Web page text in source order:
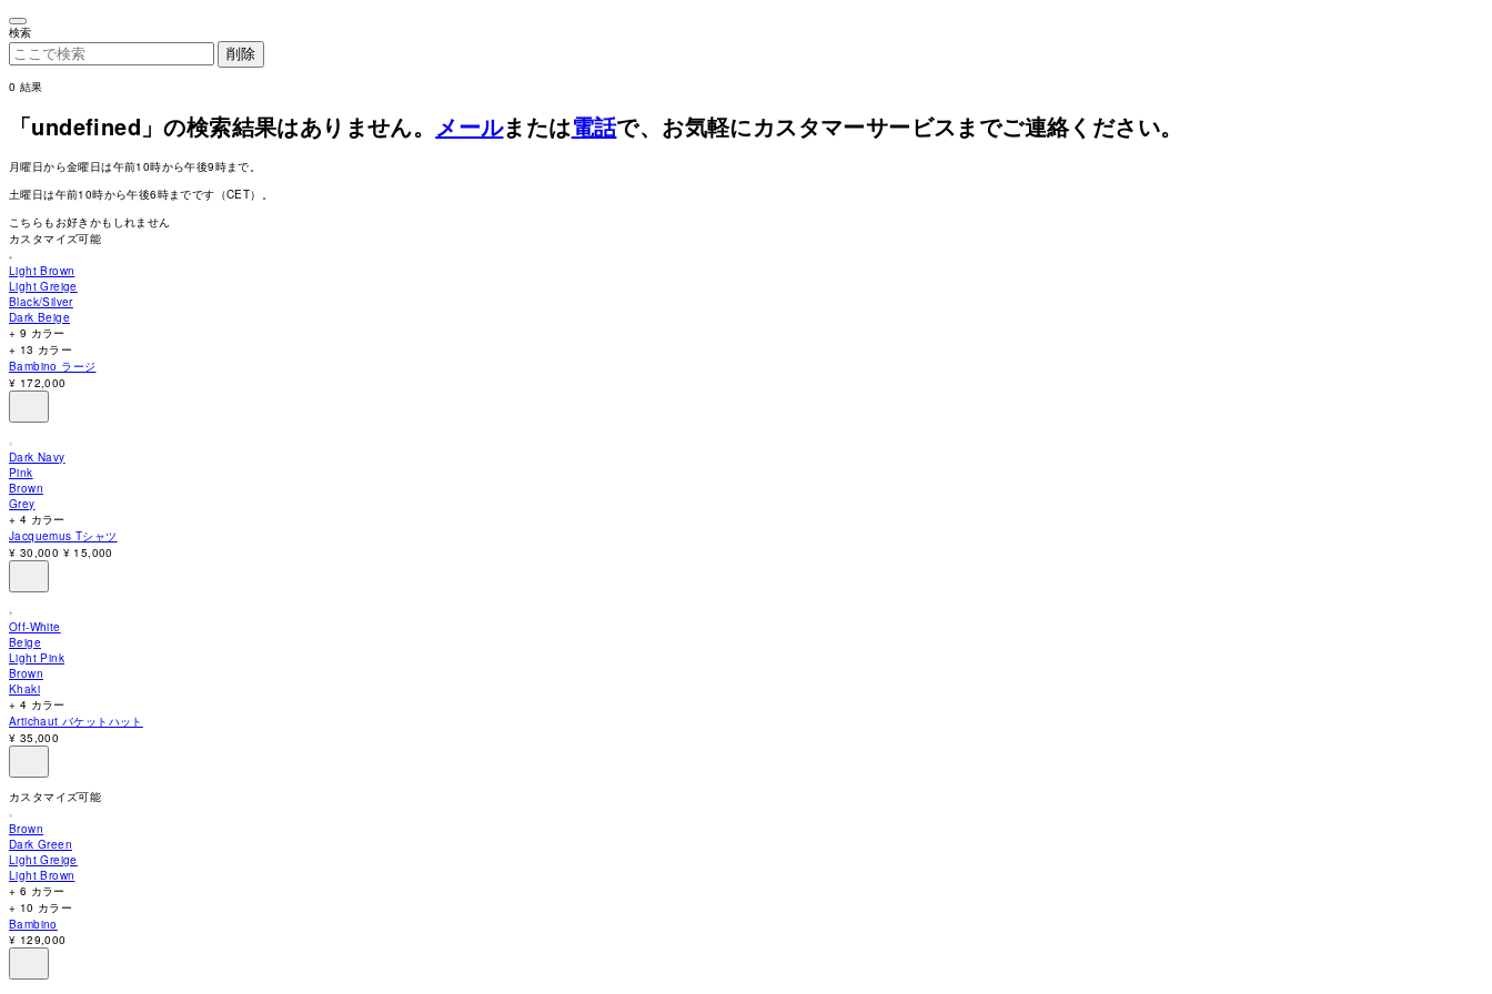
note:
This
website
includes
an
system.
Press
F11
adjust
website
to
people
with
visual
disabilities
who
are
using
a
screen
reader;
Control-
F10
to
open
an
accessibility
menu.
検索
削除
0 結果
「undefined」の検索結果はありません。 メールまたは電話で、お気軽にカスタマーサービスまでご連絡ください。
月曜日から金曜日は午前10時から午後9時まで。
土曜日は午前10時から午後6時までです（CET）。
こちらもお好きかもしれません
カスタマイズ可能
Light Brown
Light Greige
Black/Silver
Dark Beige
+ 9 カラー
+ 13 カラー
Bambino ラージ
¥ 172,000
Dark Navy
Pink
Brown
Grey
+ 4 カラー
Jacquemus Tシャツ
¥ 30,000 ¥ 15,000
Off-White
Beige
Light Pink
Brown
Khaki
+ 4 カラー
Artichaut バケットハット
¥ 35,000
カスタマイズ可能
Brown
Dark Green
Light Greige
Light Brown
+ 6 カラー
+ 10 カラー
Bambino
¥ 129,000